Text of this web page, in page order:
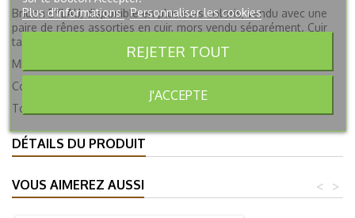
Bridon EYLAU, disponible en plusieurs coloris, vendu avec une
paire de rênes assorties en cuir, mors vendu séparément. Cuir
tannage végétal. Boucles et cocardes cousues à la main.
MESURES:
Commissures à commissures de 106cm à 126cm
Tour de muserolle de 56cm à 70cm
DÉTAILS DU PRODUIT
VOUS AIMEREZ AUSSI >
<
Plus d'informations Personnaliser les cookies
REJETER TOUT
J'ACCEPTE